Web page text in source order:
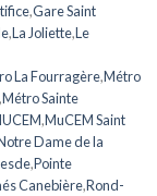
,Gare Saint
,La Joliette,Le
La Fourragère,Métro
,Métro Sainte
,MuCEM Saint
Dame de la
,Pointe
Canebière,Rond-